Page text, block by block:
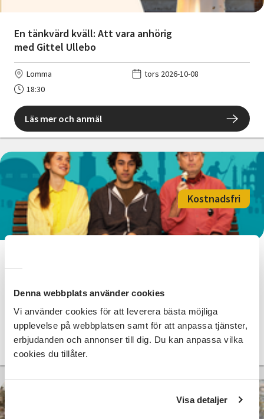
Denna webbplats använder cookies
Vi använder cookies för att leverera bästa möjliga
upplevelse på webbplatsen samt för att anpassa tjänster,
erbjudanden och annonser till dig. Du kan anpassa vilka
cookies du tillåter.
Visa detaljer
En tänkvärd kväll: Att vara anhörig
med Gittel Ullebo
Lomma
tors 2026-10-08
18:30
Läs mer och anmäl
Kostnadsfri
18:30
Läs mer och anmäl